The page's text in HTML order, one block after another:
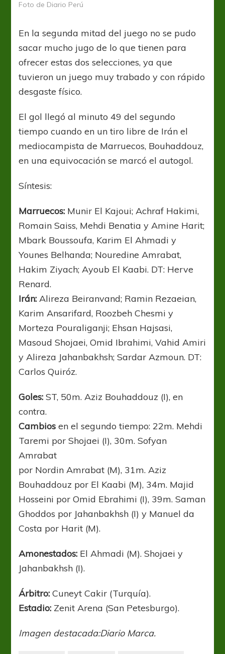
Foto de Diario Perú
En la segunda mitad del juego no se pudo
sacar mucho jugo de lo que tienen para
ofrecer estas dos selecciones, ya que
tuvieron un juego muy trabado y con rápido
desgaste físico.
El gol llegó al minuto 49 del segundo
tiempo cuando en un tiro libre de Irán el
mediocampista de Marruecos, Bouhaddouz,
en una equivocación se marcó el autogol.
Síntesis:
Marruecos: Munir El Kajoui; Achraf Hakimi,
Romain Saiss, Mehdi Benatia y Amine Harit;
Mbark Boussoufa, Karim El Ahmadi y
Younes Belhanda; Nouredine Amrabat,
Hakim Ziyach; Ayoub El Kaabi. DT: Herve
Renard.
Irán: Alireza Beiranvand; Ramin Rezaeian,
Karim Ansarifard, Roozbeh Chesmi y
Morteza Pouraliganji; Ehsan Hajsasi,
Masoud Shojaei, Omid Ibrahimi, Vahid Amiri
y Alireza Jahanbakhsh; Sardar Azmoun. DT:
Carlos Quiróz.
Goles: ST, 50m. Aziz Bouhaddouz (I), en
contra.
Cambios en el segundo tiempo: 22m. Mehdi
Taremi por Shojaei (I), 30m. Sofyan
Amrabat
por Nordin Amrabat (M), 31m. Aziz
Bouhaddouz por El Kaabi (M), 34m. Majid
Hosseini por Omid Ebrahimi (I), 39m. Saman
Ghoddos por Jahanbakhsh (I) y Manuel da
Costa por Harit (M).
Amonestados: El Ahmadi (M). Shojaei y
Jahanbakhsh (I).
Árbitro: Cuneyt Cakir (Turquía).
Estadio: Zenit Arena (San Petesburgo).
Imagen destacada:Diario Marca.